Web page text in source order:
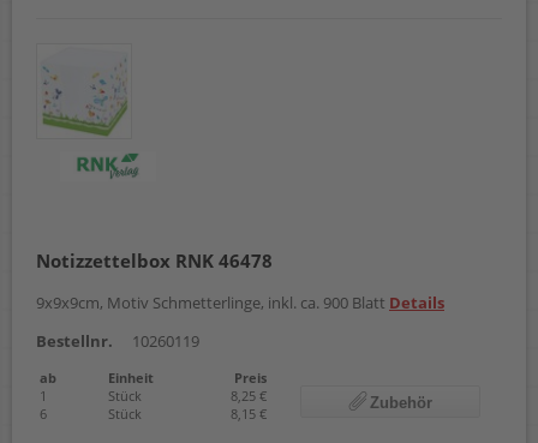
Notizzettelbox RNK 46478
9x9x9cm, Motiv Schmetterlinge, inkl. ca. 900 Blatt Details
Bestellnr.
10260119
ab Einheit
Preis
1
Stück
8,25 €
6
Stück 8,15 €
Zubehör